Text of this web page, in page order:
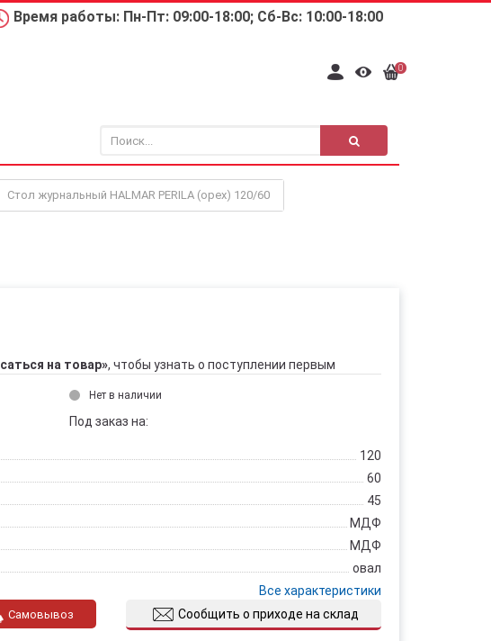
Время работы: Пн-Пт: 09:00-18:00; Сб-Вс: 10:00-18:00
0
Стол журнальный HALMAR PERILA (орех) 120/60
на товар», чтобы узнать о поступлении первым
Нет в наличии
Под заказ на:
120
60
45
МДФ
МДФ
овал
Все характеристики
Самовывоз Сообщить о приходе на склад